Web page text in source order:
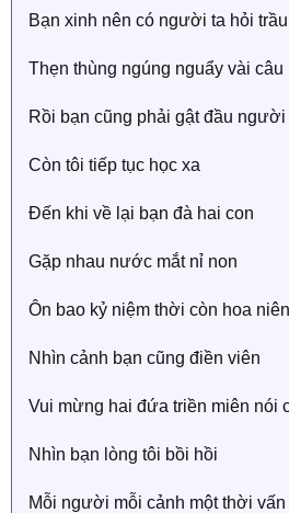
Bạn xinh nên có người ta hỏi trầu
Thẹn thùng ngúng nguẩy vài câu
Rồi bạn cũng phải gật đầu người
Còn tôi tiếp tục học xa
Đến khi về lại bạn đà hai con
Gặp nhau nước mắt nỉ non
Ôn bao kỷ niệm thời còn hoa niên
Nhìn cảnh bạn cũng điền viên
Vui mừng hai đứa triền miên nói
Nhìn bạn lòng tôi bồi hồi
Mỗi người mỗi cảnh một thời